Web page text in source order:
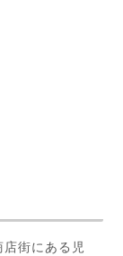
街にある児